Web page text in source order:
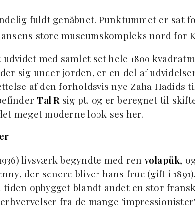
fuldt genåbnet. Punktummet er sat
store museumskompleks nord for
udvidet med samlet set hele 1800
sig under jorden, er en del af
af den forholdsvis nye Zaha Hadids
Tal R sig pt. og er beregnet til
meget moderne look ses her.
livsværk begyndte med ren volapük,
der senere bliver hans frue (gift i
opbygget blandt andet en stor
fra de mange